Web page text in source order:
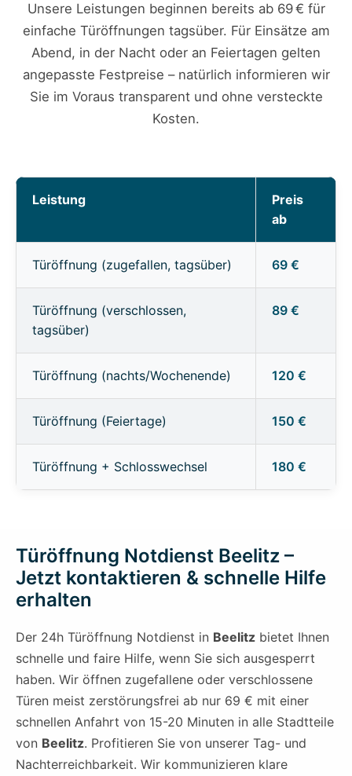
Unsere Leistungen beginnen bereits ab 69 € für
einfache Türöffnungen tagsüber. Für Einsätze am
Abend, in der Nacht oder an Feiertagen gelten
angepasste Festpreise – natürlich informieren wir
Sie im Voraus transparent und ohne versteckte
Kosten.
Leistung
Preis
ab
Türöffnung (zugefallen, tagsüber) 69 €
Türöffnung (verschlossen,
tagsüber)
89 €
Türöffnung (nachts/Wochenende) 120 €
Türöffnung (Feiertage) 150 €
Türöffnung + Schlosswechsel 180 €
Türöffnung Notdienst Beelitz –
Jetzt kontaktieren & schnelle Hilfe
erhalten
Der 24h Türöffnung Notdienst in Beelitz bietet Ihnen
schnelle und faire Hilfe, wenn Sie sich ausgesperrt
haben. Wir öffnen zugefallene oder verschlossene
Türen meist zerstörungsfrei ab nur 69 € mit einer
schnellen Anfahrt von 15-20 Minuten in alle Stadtteile
von Beelitz. Profitieren Sie von unserer Tag- und
Nachterreichbarkeit. Wir kommunizieren klare